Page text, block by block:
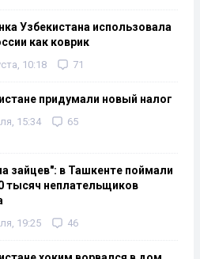
Узбекистана использовала
как коврик
10:18 71
придумали новый налог
15:34 65
зайцев": в Ташкенте поймали
тысяч неплательщиков
19:25 46